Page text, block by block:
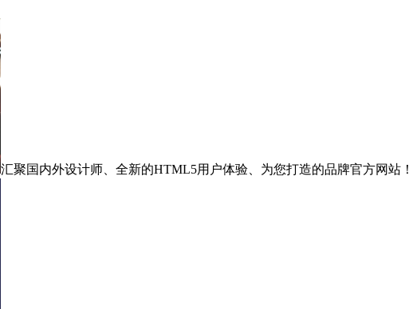
汇聚国内外设计师、全新的HTML5用户体验、为您打造的品牌官方网站！